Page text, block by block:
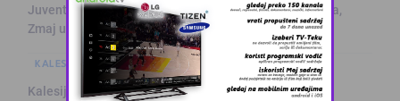
Juventus na Alajbegovićevom debiju poražen od Intera,
Zmaj učestvov …
KALESIJSKE TEME
Kalesija: Kuća za odmor sa grijanim bazenom